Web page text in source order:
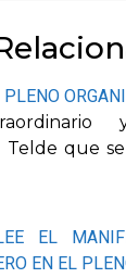
que
EL
EN EL